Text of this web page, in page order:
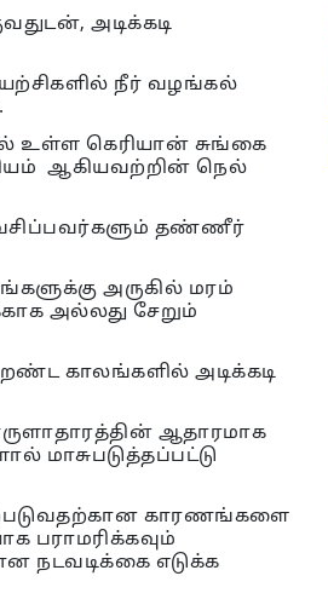
அடிக்கடி
நீர் வழங்கல்
உள்ள கெரியான் சுங்கை
ஆகியவற்றின் நெல்
வசிப்பவர்களும் தண்ணீர்
அருகில் மரம்
அல்லது சேறும்
காலங்களில் அடிக்கடி
ஆதாரமாக
மாசுபடுத்தப்பட்டு
காரணங்களை
பராமரிக்கவும்
நடவடிக்கை எடுக்க